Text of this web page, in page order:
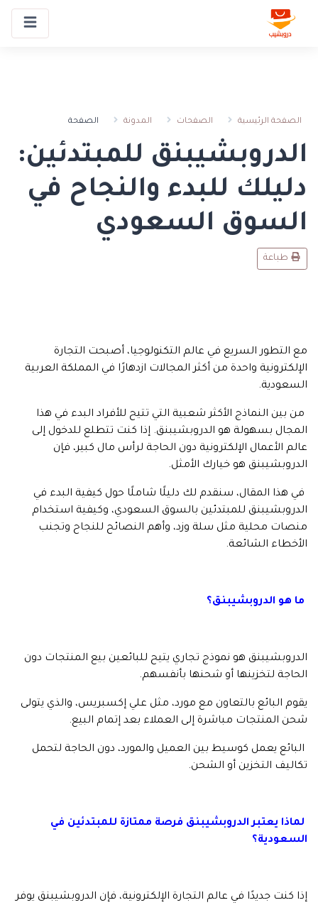
الصفحة الرئيسية الصفحات المدونة الصفحة
الدروبشيبنق للمبتدئين:
دليلك للبدء والنجاح في
السوق السعودي
طباعة
مع التطور السريع في عالم التكنولوجيا، أصبحت التجارة
الإلكترونية واحدة من أكثر المجالات ازدهارًا في المملكة العربية
السعودية.
من بين النماذج الأكثر شعبية التي تتيح للأفراد البدء في هذا
المجال بسهولة هو الدروبشيبنق. إذا كنت تتطلع للدخول إلى
عالم الأعمال الإلكترونية دون الحاجة لرأس مال كبير، فإن
الدروبشيبنق هو خيارك الأمثل.
في هذا المقال، سنقدم لك دليلًا شاملًا حول كيفية البدء في
الدروبشيبنق للمبتدئين بالسوق السعودي، وكيفية استخدام
منصات محلية مثل سلة وزد، وأهم النصائح للنجاح وتجنب
الأخطاء الشائعة.
ما هو الدروبشيبنق؟
الدروبشيبنق هو نموذج تجاري يتيح للبائعين بيع المنتجات دون
الحاجة لتخزينها أو شحنها بأنفسهم.
يقوم البائع بالتعاون مع مورد، مثل علي إكسبريس، والذي يتولى
شحن المنتجات مباشرة إلى العملاء بعد إتمام البيع.
البائع يعمل كوسيط بين العميل والمورد، دون الحاجة لتحمل
تكاليف التخزين أو الشحن.
لماذا يعتبر الدروبشيبنق فرصة ممتازة للمبتدئين في
السعودية؟
إذا كنت جديدًا في عالم التجارة الإلكترونية، فإن الدروبشيبنق يوفر